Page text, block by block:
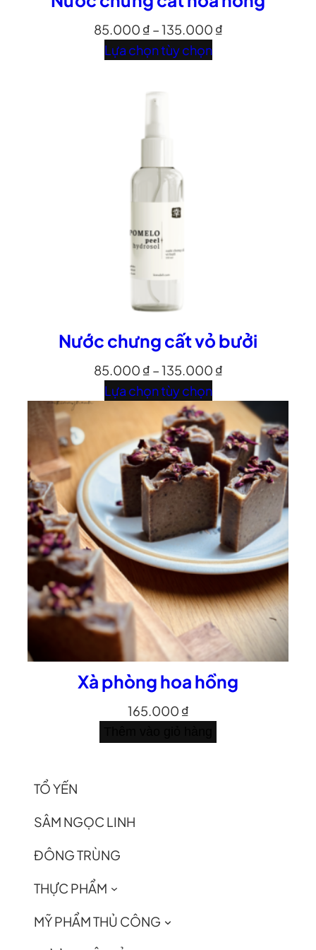
85.000 ₫ –135.000 ₫
Lựa chọn tùy chọn
Nước chưng cất vỏ bưởi
85.000 ₫ –135.000 ₫
Lựa chọn tùy chọn
Xà phòng hoa hồng
165.000 ₫
TỔ YẾN
SÂM NGỌC LINH
ĐÔNG TRÙNG
THỰC PHẨM
MỸ PHẨM THỦ CÔNG